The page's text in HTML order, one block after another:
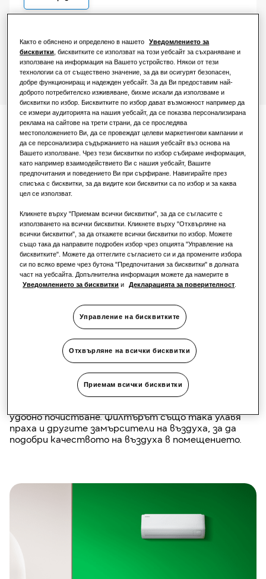
За ресторанти
За офиси
Устойчиво развитие
One Samsung
Намерете инсталатор
Документация
Download
Изчистен дизайн, лесна
поддръжка
Luzon S2 е идеалният климатик за потребители,
които просто искат да охлаждат по-малки
помещения по ефективен начин.
Непретенциозният му дизайн спомага лесно да се
впише в интериора на потребителите. Luzon S2
разполага с филтър Easy Filter Plus¹³, който се
удобно почистване. Филтърът също така улавя
праха и другите замърсители на въздуха, за да
подобри качеството на въздуха в помещението.
Както е обяснено и определено в нашето
Уведомлението за
бисквитки , бисквитките се използват на този уебсайт за съхраняване и
използване на информация на Вашето устройство. Някои от тези
технологии са от съществено значение, за да ви осигурят безопасен,
добре функциониращ и надежден уебсайт. За да Ви предоставим най-
доброто потребителско изживяване, бихме искали да използваме и
бисквитки по избор. Бисквитките по избор дават възможност например да
се измери аудиторията на нашия уебсайт, да се показва персонализирана
реклама на сайтове на трети страни, да се проследява
местоположението Ви, да се провеждат целеви маркетингови кампании и
да се персонализира съдържанието на нашия уебсайт въз основа на
Вашето използване. Чрез тези бисквитки по избор събираме информация,
като например взаимодействието Ви с нашия уебсайт, Вашите
предпочитания и поведението Ви при сърфиране. Навигирайте през
списъка с бисквитки, за да видите кои бисквитки са по избор и за каква
цел се използват.
Кликнете върху "Приемам всички бисквитки", за да се съгласите с
използването на всички бисквитки. Кликнете върху "Отхвърляне на
всички бисквитки", за да откажете всички бисквитки по избор. Можете
също така да направите подробен избор чрез опцията "Управление на
бисквитките". Можете да оттеглите съгласието си и да промените избора
си по всяко време чрез бутона "Предпочитания за бисквитки" в долната
част на уебсайта. Допълнителна информация можете да намерите в
Уведомлението за бисквитки и Декларацията за поверителност
Управление на бисквитките
Отхвърляне на всички бисквитки
Приемам всички бисквитки